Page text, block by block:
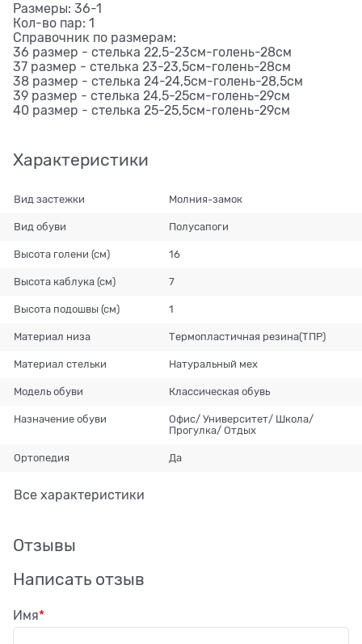
Размеры: 36-1
Кол-во пар: 1
Справочник по размерам:
36 размер - стелька 22,5-23см-голень-28см
37 размер - стелька 23-23,5см-голень-28см
38 размер - стелька 24-24,5см-голень-28,5см
39 размер - стелька 24,5-25см-голень-29см
40 размер - стелька 25-25,5см-голень-29см
Характеристики
Вид застежки Молния-замок
Вид обуви Полусапоги
Высота голени (см) 16
Высота каблука (см) 7
Высота подошвы (см) 1
Материал низа Термопластичная резина(ТПР)
Материал стельки Натуральный мех
Модель обуви Классическая обувь
Назначение обуви
Офис/ Университет/ Школа/
Прогулка/ Отдых
Ортопедия Да
Все характеристики
Отзывы
Написать отзыв
Имя